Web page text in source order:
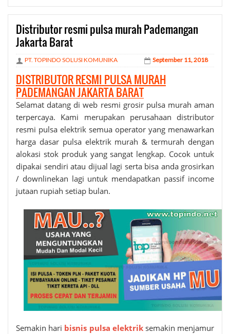
Distributor resmi pulsa murah Pademangan
Jakarta Barat
PT. TOPINDO SOLUSI KOMUNIKA September 11, 2018
DISTRIBUTOR RESMI PULSA MURAH
PADEMANGAN JAKARTA BARAT
Selamat datang di web resmi grosir pulsa murah aman
terpercaya. Kami merupakan perusahaan distributor
resmi pulsa elektrik semua operator yang menawarkan
harga dasar pulsa elektrik murah & termurah dengan
alokasi stok produk yang sangat lengkap. Cocok untuk
dipakai sendiri atau dijual lagi serta bisa anda grosirkan
/ downlinekan lagi untuk mendapatkan passif income
jutaan rupiah setiap bulan.
Semakin hari bisnis pulsa elektriksemakin menjamur